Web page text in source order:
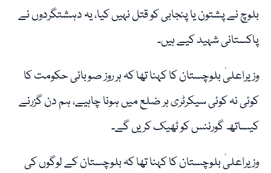
بلوچ نے پشتون یا پنجابی کو قتل نہیں کیا، یہ دہشتگردوں نے
پاکستانی شہید کیے ہیں۔
وزیراعلیٰ بلوچستان کا کہنا تھا کہ ہر روز صوبائی حکومت کا
کوئی نہ کوئی سیکرٹری ہر ضلع میں ہونا چاہیے، ہم دن گزرنے
کیساتھ گورننس کو ٹھیک کریں گے۔
وزیراعلیٰ بلوچستان کا کہنا تھا کہ بلوچستان کے لوگوں کی